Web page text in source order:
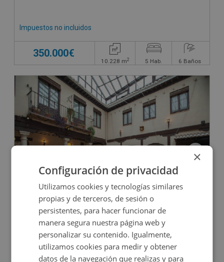
Impuestos no incluidos
350.000€
10.228 m2 5 Hab. 6 Baños
Hotel en venta en CL FEDERICO RELIMPIO, 10
Impuestos no incluidos
1.572.000€
942m2 18Hab.
×
Configuración de privacidad
Utilizamos cookies y tecnologías similares
propias y de terceros, de sesión o
persistentes, para hacer funcionar de
manera segura nuestra página web y
personalizar su contenido. Igualmente,
utilizamos cookies para medir y obtener
datos de la navegación que realizas y para